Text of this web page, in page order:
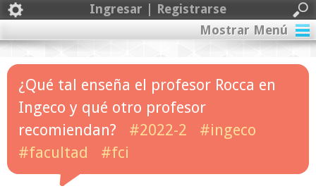
Ingresar | Registrarse
Mostrar Menú
¿Qué tal enseña el profesor Rocca en
Ingeco y qué otro profesor
recomiendan?
#2022-2
#ingeco
#facultad
#fci